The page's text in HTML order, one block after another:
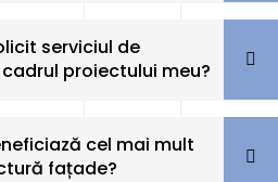
serviciul de
proiectului meu?
cel mai mult
fațade?